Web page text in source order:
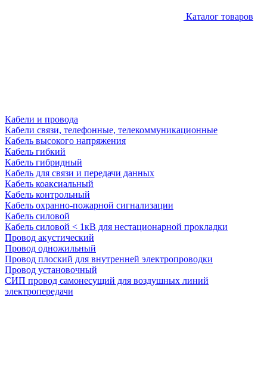
Каталог товаров
Кабели и провода
Кабели связи, телефонные, телекоммуникационные
Кабель высокого напряжения
Кабель гибкий
Кабель гибридный
Кабель для связи и передачи данных
Кабель коаксиальный
Кабель контрольный
Кабель охранно-пожарной сигнализации
Кабель силовой
Кабель силовой < 1кВ для нестационарной прокладки
Провод акустический
Провод одножильный
Провод плоский для внутренней электропроводки
Провод установочный
СИП провод самонесущий для воздушных линий
электропередачи